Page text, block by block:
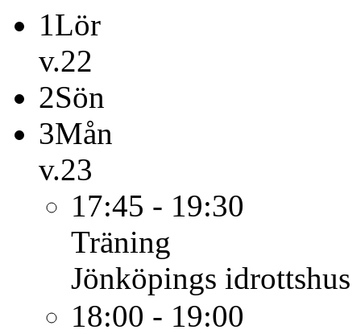
1Lör
v.22
2Sön
3Mån
v.23
17:45 - 19:30
Träning
Jönköpings idrottshus
18:00 - 19:00